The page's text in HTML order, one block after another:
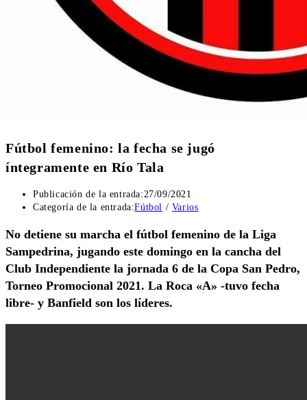
Fútbol femenino: la fecha se jugó
íntegramente en Río Tala
Publicación de la entrada:27/09/2021
Categoría de la entrada:Fútbol / Varios
No detiene su marcha el fútbol femenino de la Liga
Sampedrina, jugando este domingo en la cancha del
Club Independiente la jornada 6 de la Copa San Pedro,
Torneo Promocional 2021. La Roca «A» -tuvo fecha
libre- y Banfield son los líderes.